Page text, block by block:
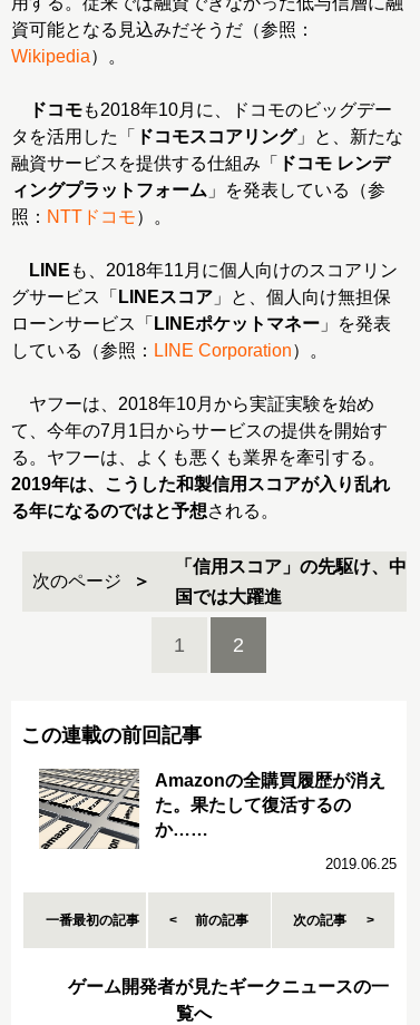
資可能となる見込みだそうだ（参照：
Wikipedia）。
ドコモも2018年10月に、ドコモのビッグデー
タを活用した「
ドコモスコアリング」と、新たな
融資サービスを提供する仕組み「
ドコモ レンデ
ィングプラットフォーム 」を発表している（参
照： NTTドコモ）。
LINE も、2018年11月に個人向けのスコアリン
グサービス「 LINEスコア 」と、個人向け無担保
ローンサービス「 LINEポケットマネー 」を発表
している（参照： LINE Corporation）。
ヤフーは、2018年10月から実証実験を始め
て、今年の7月1日からサービスの提供を開始す
る。ヤフーは、よくも悪くも業界を牽引する。
2019年は、こうした和製信用スコアが入り乱れ
る年になるのではと予想される。
次のページ
「信用スコア」の先駆け、中
国では大躍進
1 2
この連載の前回記事
Amazonの全購買履歴が消え
た。果たして復活するの
か……
2019.06.25
一番最初の記事 前の記事 次の記事
ゲーム開発者が見たギークニュースの一
覧へ